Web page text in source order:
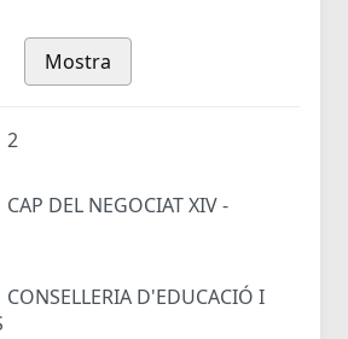
Mostra
2
CAP DEL NEGOCIAT XIV -
CONSELLERIA D'EDUCACIÓ I